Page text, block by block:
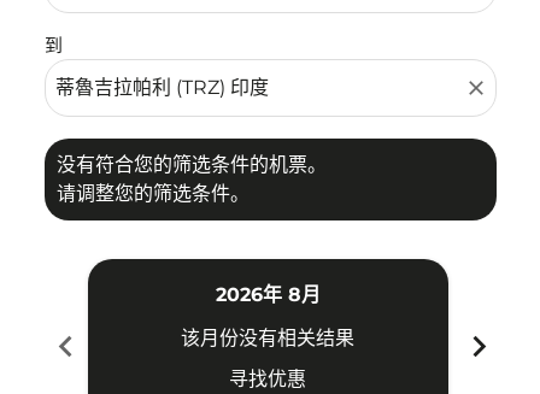
到
close
没有符合您的筛选条件的机票。
请调整您的筛选条件。
chevron_left
2026年 8月
该月份没有相关结果
寻找优惠
chevron_right